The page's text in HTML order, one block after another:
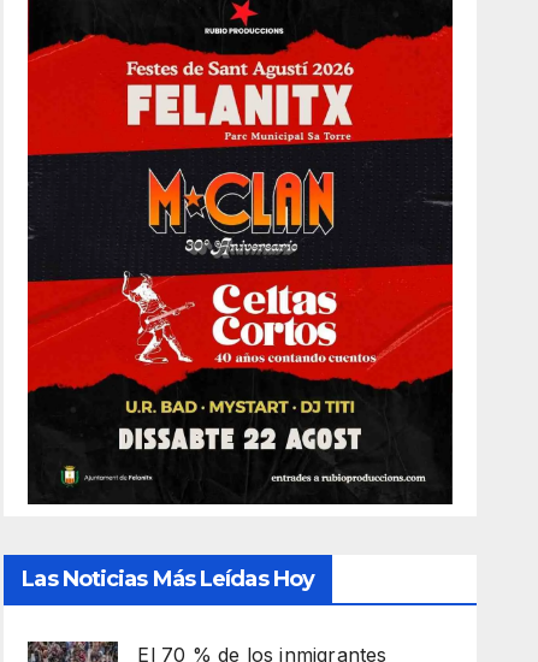
Las Noticias Más Leídas Hoy
El 70 % de los inmigrantes